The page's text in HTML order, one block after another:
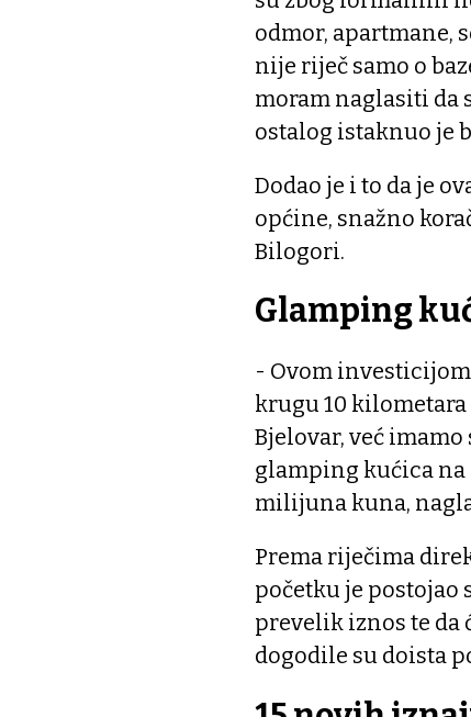
odmor, apartmane,
nije riječ samo o
moram naglasiti da
ostalog istaknuo je
Dodao je i to da je
općine, snažno
Bilogori.
Glamping
- Ovom
krugu 10 kilometara
Bjelovar, već
glamping kućica
milijuna kuna,
Prema riječima
početku je postojao
prevelik iznos te da
dogodile su doista